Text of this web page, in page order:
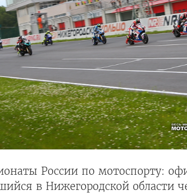
России по мотоспорту:
в Нижегородской области